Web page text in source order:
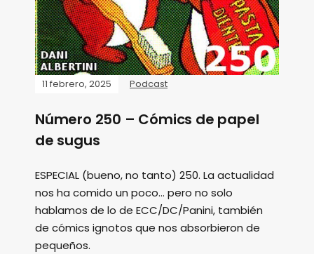
11 febrero, 2025 Podcast
Número 250 – Cómics de papel
de sugus
ESPECIAL (bueno, no tanto) 250. La actualidad
nos ha comido un poco... pero no solo
hablamos de lo de ECC/DC/Panini, también
de cómics ignotos que nos absorbieron de
pequeños.